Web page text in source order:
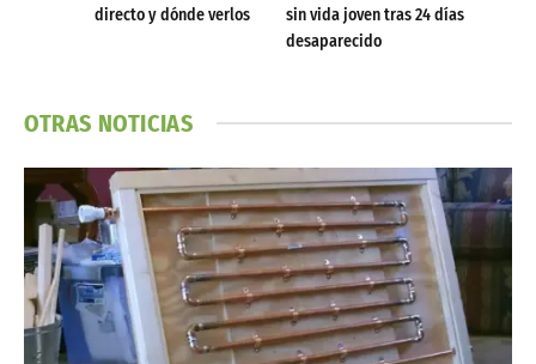
directo y dónde verlos
sin vida joven tras 24 días
desaparecido
OTRAS NOTICIAS